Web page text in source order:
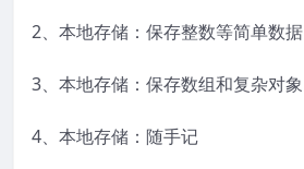
2、本地存储：保存整数等简单数据
3、本地存储：保存数组和复杂对象
4、本地存储：随手记